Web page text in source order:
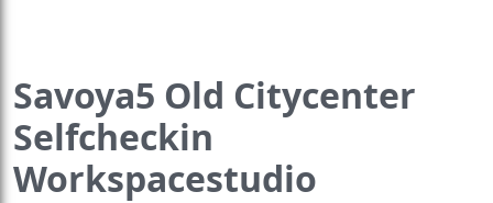
Savoya5 Old Citycenter
Selfcheckin
Workspacestudio